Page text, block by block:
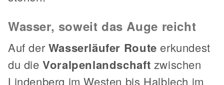
Wasser, soweit das Auge reicht
Auf der Wasserläufer Route erkundest
du dieVoralpenlandschaft zwischen
Lindenberg im Westen bis Halblech im